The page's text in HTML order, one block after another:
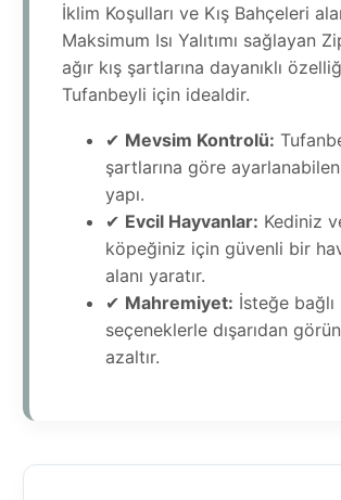
İklim Koşulları ve Kış Bahçeleri
Maksimum Isı Yalıtımı sağlayan
ağır kış şartlarına dayanıklı
Tufanbeyli için idealdir.
✔ Mevsim Kontrolü:
şartlarına göre
yapı.
✔ Evcil Hayvanlar: Kediniz
köpeğiniz için güvenli bir
alanı yaratır.
✔ Mahremiyet: İsteğe bağlı
seçeneklerle dışarıdan
azaltır.